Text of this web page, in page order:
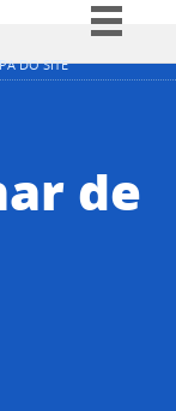
DO SITE
informaçãode